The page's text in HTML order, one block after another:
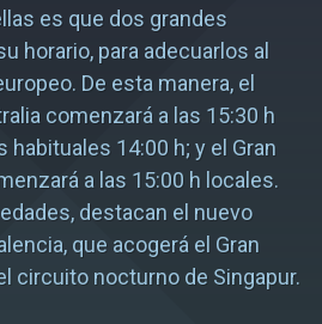
es que dos grandes
horario, para adecuarlos al
De esta manera, el
comenzará a las 15:30 h
habituales 14:00 h; y el Gran
a las 15:00 h locales.
destacan el nuevo
que acogerá el Gran
circuito nocturno de Singapur.